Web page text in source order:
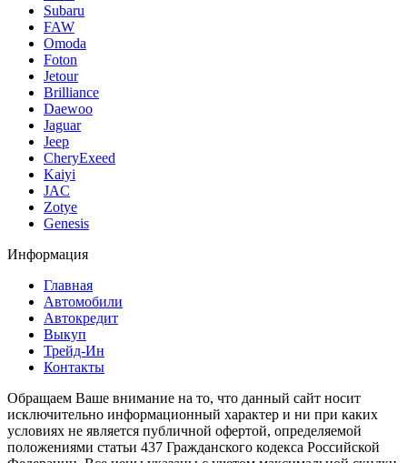
Subaru
FAW
Omoda
Foton
Jetour
Brilliance
Daewoo
Jaguar
Jeep
CheryExeed
Kaiyi
JAC
Zotye
Genesis
Информация
Главная
Автомобили
Автокредит
Выкуп
Трейд-Ин
Контакты
Обращаем Ваше внимание на то, что данный сайт носит
исключительно информационный характер и ни при каких
условиях не является публичной офертой, определяемой
положениями статьи 437 Гражданского кодекса Российской